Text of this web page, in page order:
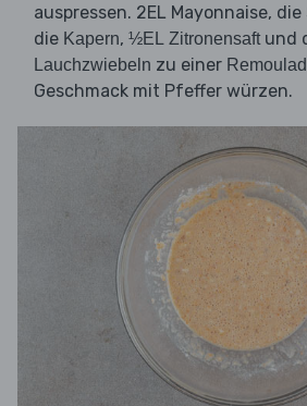
auspressen. 2EL Mayonnaise, die
die Kapern, ½EL Zitronensaft und
Lauchzwiebeln zu einer
Geschmack mit Pfeffer würzen.